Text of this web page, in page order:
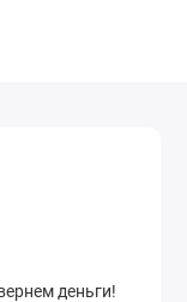
деньги!